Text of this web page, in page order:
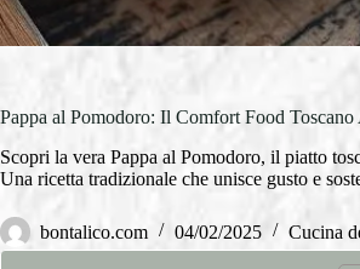
Pappa al Pomodoro: Il Comfort Food Toscano
Scopri la vera Pappa al Pomodoro, il piatto
Una ricetta tradizionale che unisce gusto e
bontalico.com 04/02/2025 Cucina